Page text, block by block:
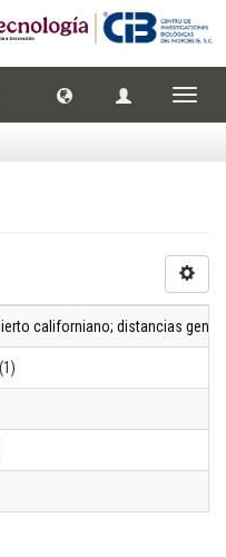
californiano; distancias